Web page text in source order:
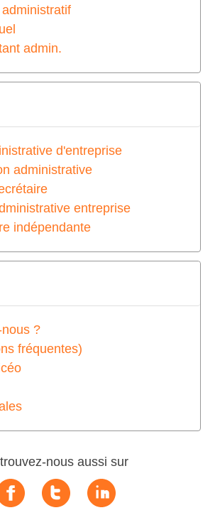
admin.
d'entreprise
administrative
entreprise
indépendante
?
fréquentes)
nous aussi sur